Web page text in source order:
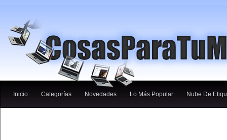
Inicio Categorías Novedades Lo Más Popular Nube De